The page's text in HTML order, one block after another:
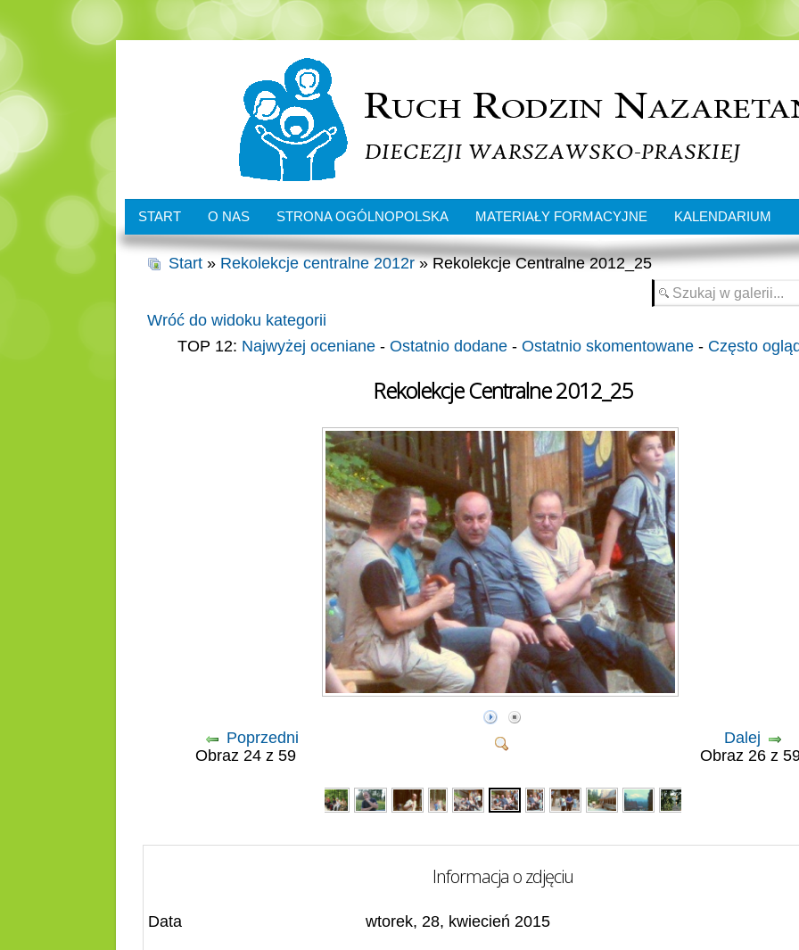
START O NAS STRONA OGÓLNOPOLSKA MATERIAŁY FORMACYJNE KALENDARIUM
Start» Rekolekcje centralne 2012r» Rekolekcje Centralne 2012_25
Wróć do widoku kategorii
TOP 12: Najwyżej oceniane- Ostatnio dodane- Ostatnio skomentowane- Często
Rekolekcje Centralne 2012_25
Poprzedni
Obraz 24 z 59
Dalej
Obraz 26 z
Informacja o zdjęciu
Data wtorek, 28, kwiecień 2015